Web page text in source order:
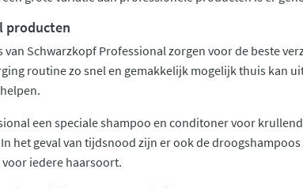
producten
Schwarzkopf Professional zorgen voor de beste
routine zo snel en gemakkelijk mogelijk thuis kan
een speciale shampoo en conditoner voor
het geval van tijdsnood zijn er ook de
iedere haarsoort.